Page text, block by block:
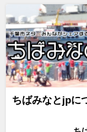
ちばみなとjpに